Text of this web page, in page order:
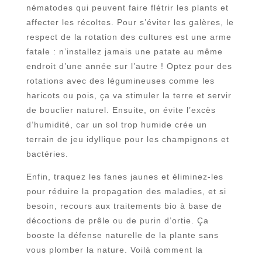
nématodes qui peuvent faire flétrir les plants et
affecter les récoltes. Pour s’éviter les galères, le
respect de la rotation des cultures est une arme
fatale : n’installez jamais une patate au même
endroit d’une année sur l’autre ! Optez pour des
rotations avec des légumineuses comme les
haricots ou pois, ça va stimuler la terre et servir
de bouclier naturel. Ensuite, on évite l’excès
d’humidité, car un sol trop humide crée un
terrain de jeu idyllique pour les champignons et
bactéries.
Enfin, traquez les fanes jaunes et éliminez-les
pour réduire la propagation des maladies, et si
besoin, recours aux traitements bio à base de
décoctions de prêle ou de purin d’ortie. Ça
booste la défense naturelle de la plante sans
vous plomber la nature. Voilà comment la